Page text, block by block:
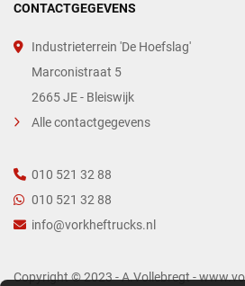
CONTACTGEGEVENS
Industrieterrein 'De Hoefslag'
Marconistraat 5
2665 JE - Bleiswijk
Alle contactgegevens
010 521 32 88
010 521 32 88
info@vorkheftrucks.nl
Copyright © 2023 - A.Vollebregt -